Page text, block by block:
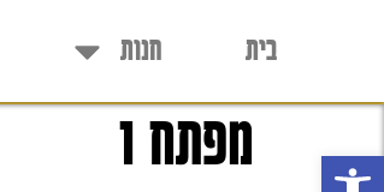
פתח סרגל נגישות
בית חנות
מפתח 1